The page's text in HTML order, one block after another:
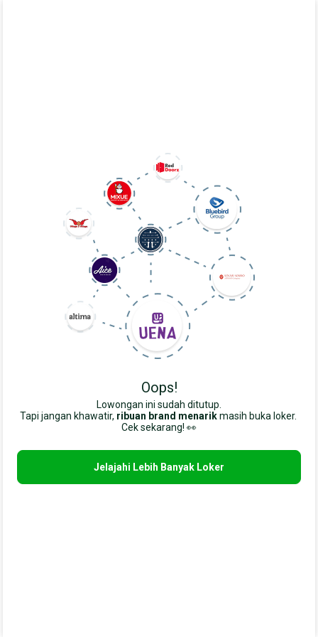
Oops!
Lowongan ini sudah ditutup.
Tapi jangan khawatir, ribuan brand menarik masih buka loker.
Cek sekarang! 👀
Jelajahi Lebih Banyak Loker